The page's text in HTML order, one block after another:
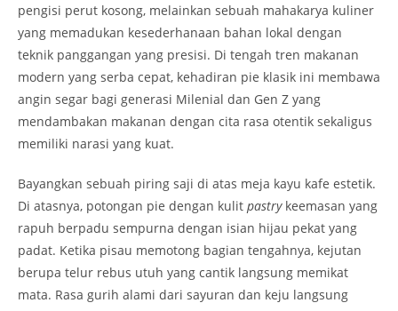
pengisi perut kosong, melainkan sebuah mahakarya kuliner
yang memadukan kesederhanaan bahan lokal dengan
teknik panggangan yang presisi. Di tengah tren makanan
modern yang serba cepat, kehadiran pie klasik ini membawa
angin segar bagi generasi Milenial dan Gen Z yang
mendambakan makanan dengan cita rasa otentik sekaligus
memiliki narasi yang kuat.
Bayangkan sebuah piring saji di atas meja kayu kafe estetik.
Di atasnya, potongan pie dengan kulit pastrykeemasan yang
rapuh berpadu sempurna dengan isian hijau pekat yang
padat. Ketika pisau memotong bagian tengahnya, kejutan
berupa telur rebus utuh yang cantik langsung memikat
mata. Rasa gurih alami dari sayuran dan keju langsung